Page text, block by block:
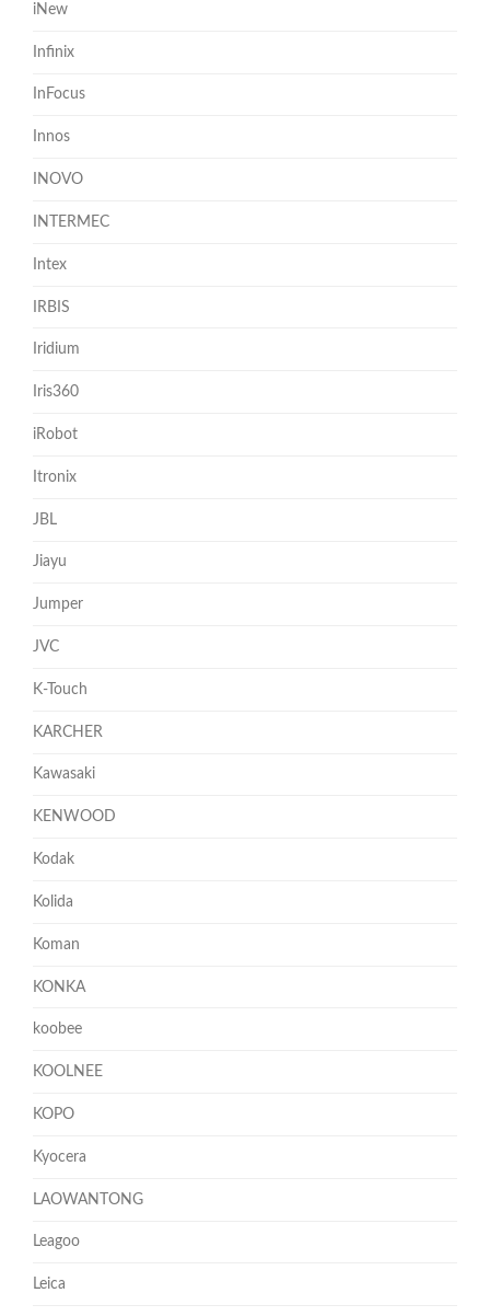
iNew
Infinix
InFocus
Innos
INOVO
INTERMEC
Intex
IRBIS
Iridium
Iris360
iRobot
Itronix
JBL
Jiayu
Jumper
JVC
K-Touch
KARCHER
Kawasaki
KENWOOD
Kodak
Kolida
Koman
KONKA
koobee
KOOLNEE
KOPO
Kyocera
LAOWANTONG
Leagoo
Leica